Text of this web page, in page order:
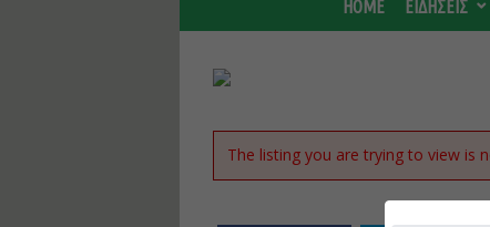
HOME ΕΙΔΗΣΕΙΣ
The listing you are trying to view is